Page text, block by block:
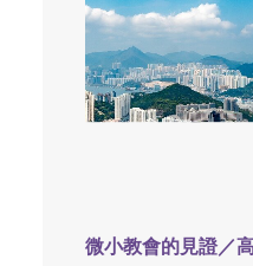
微小教會的見證／